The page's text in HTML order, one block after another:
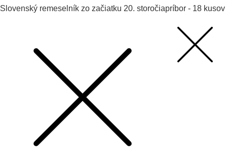
Slovenský remeselník zo začiatku 20. storočiapríbor - 18 kusov